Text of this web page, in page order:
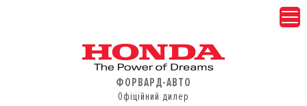
ФОРВАРД-АВТО
Офіційний дилер